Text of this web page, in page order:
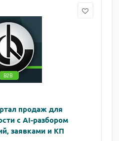
продаж для
с AI-разбором
заявками и КП